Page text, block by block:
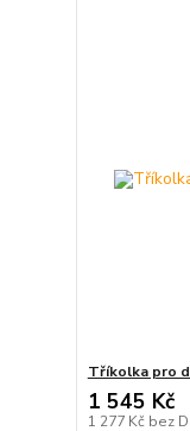
Tříkolka pro
1 545 Kč
1 277 Kč bez